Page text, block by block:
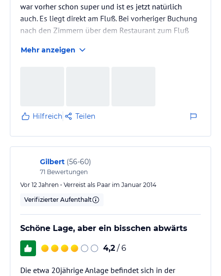
war vorher schon super und ist es jetzt natürlich
auch. Es liegt direkt am Fluß. Bei vorheriger Buchung
nach den Zimmern über dem Restaurant zum Fluß
Mehr anzeigen
Hilfreich Teilen
Gilbert (56-60)
71 Bewertungen
Vor 12 Jahren • Verreist als Paar im Januar 2014
Verifizierter Aufenthalt
Schöne Lage, aber ein bisschen abwärts
4,2 / 6
Die etwa 20jährige Anlage befindet sich in der